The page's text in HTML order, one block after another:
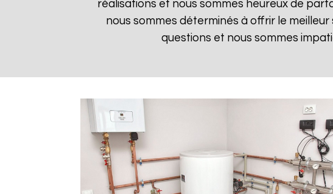
réalisations et nous sommes heureux de
nous sommes déterminés à offrir le
questions et nous sommes